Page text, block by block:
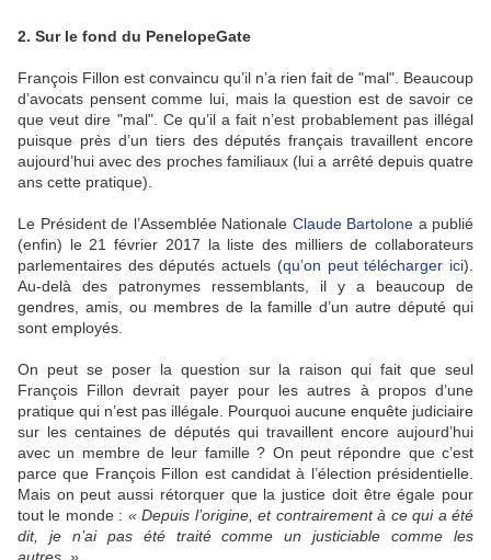
2. Sur le fond du PenelopeGate
François Fillon est convaincu qu’il n’a rien fait de "mal". Beaucoup
d’avocats pensent comme lui, mais la question est de savoir ce
que veut dire "mal". Ce qu’il a fait n’est probablement pas illégal
puisque près d’un tiers des députés français travaillent encore
aujourd’hui avec des proches familiaux (lui a arrêté depuis quatre
ans cette pratique).
Le Président de l’Assemblée Nationale Claude Bartolone a publié
(enfin) le 21 février 2017 la liste des milliers de collaborateurs
parlementaires des députés actuels (qu’on peut télécharger ici).
Au-delà des patronymes ressemblants, il y a beaucoup de
gendres, amis, ou membres de la famille d’un autre député qui
sont employés.
On peut se poser la question sur la raison qui fait que seul
François Fillon devrait payer pour les autres à propos d’une
pratique qui n’est pas illégale. Pourquoi aucune enquête judiciaire
sur les centaines de députés qui travaillent encore aujourd’hui
avec un membre de leur famille ? On peut répondre que c’est
parce que François Fillon est candidat à l’élection présidentielle.
Mais on peut aussi rétorquer que la justice doit être égale pour
tout le monde : « Depuis l’origine, et contrairement à ce qui a été
dit, je n’ai pas été traité comme un justiciable comme les
autres. »